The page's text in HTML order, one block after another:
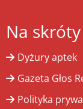
Na skróty
Dyżury aptek
Gazeta Głos
Polityka